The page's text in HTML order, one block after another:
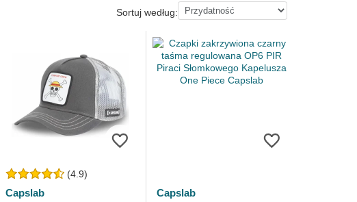
Sortuj według:
(4.9)
Capslab
Capslab